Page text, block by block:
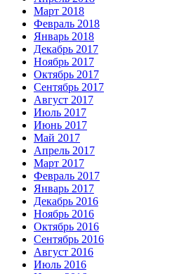
Март 2018
Февраль 2018
Январь 2018
Декабрь 2017
Ноябрь 2017
Октябрь 2017
Сентябрь 2017
Август 2017
Июль 2017
Июнь 2017
Май 2017
Апрель 2017
Март 2017
Февраль 2017
Январь 2017
Декабрь 2016
Ноябрь 2016
Октябрь 2016
Сентябрь 2016
Август 2016
Июль 2016